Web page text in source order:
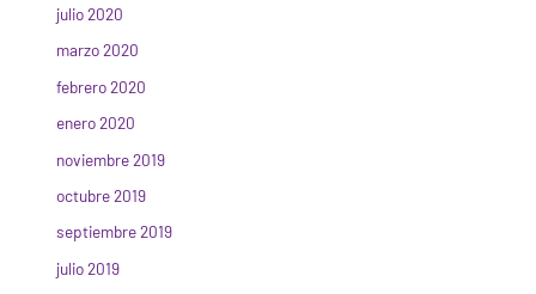
julio 2020
marzo 2020
febrero 2020
enero 2020
noviembre 2019
octubre 2019
septiembre 2019
julio 2019